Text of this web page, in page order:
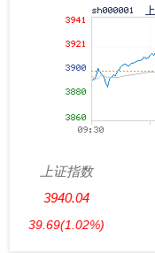
上证指数
3940.04
39.69(1.02%)